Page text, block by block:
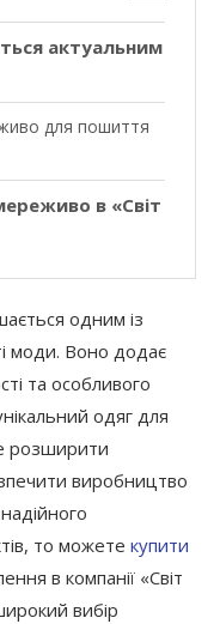
актуальним
для пошиття
в «Світ
одним із
моди. Воно додає
та особливого
одяг для
розширити
виробництво
то можете купити
в компанії «Світ
вибір